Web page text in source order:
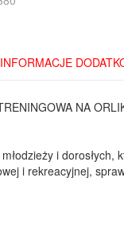
INFORMACJE
NA
i
i rekreacyjnej,